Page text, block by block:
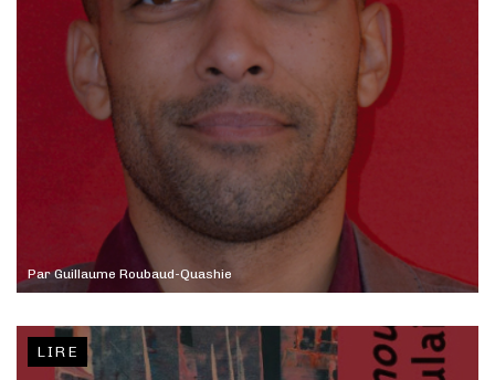
ParGuillaume Roubaud-Quashie
LIRE